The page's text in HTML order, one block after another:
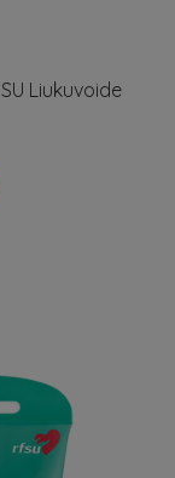
Liukuvoide